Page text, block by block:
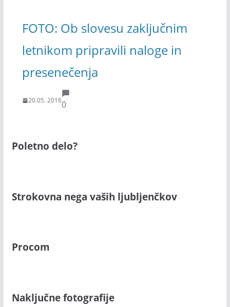
FOTO: Ob slovesu zaključnim
letnikom pripravili naloge in
presenečenja
20.05. 20160
Poletno delo?
Strokovna nega vaših ljubljenčkov
Procom
Naključne fotografije